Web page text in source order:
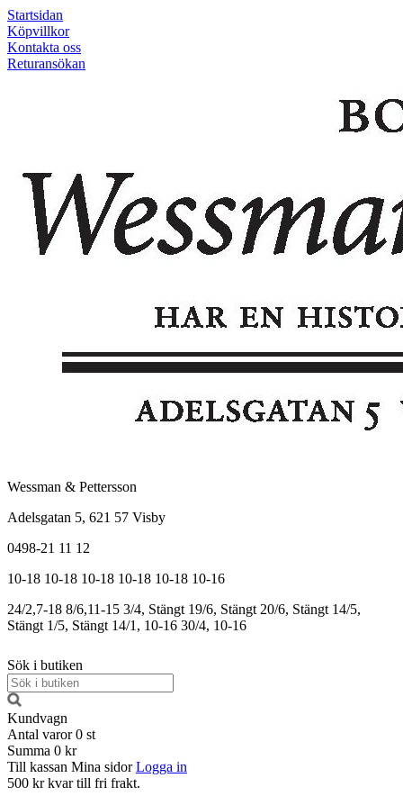
Startsidan
Köpvillkor
Kontakta oss
Returansökan
Wessman & Pettersson
Adelsgatan 5, 621 57 Visby
0498-21 11 12
10-18 10-18 10-18 10-18 10-18 10-16
24/2,7-18 8/6,11-15 3/4, Stängt 19/6, Stängt 20/6, Stängt 14/5,
Stängt 1/5, Stängt 14/1, 10-16 30/4, 10-16
Sök i butiken
Kundvagn
Antal varor 0 st
Summa 0 kr
Till kassan Mina sidor Logga in
500 kr kvar till fri frakt.